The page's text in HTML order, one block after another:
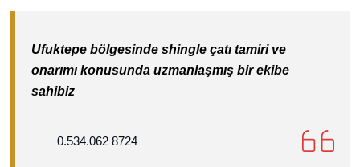
Ufuktepe bölgesinde shingle çatı tamiri ve
onarımı konusunda uzmanlaşmış bir ekibe
sahibiz
0.534.062 8724